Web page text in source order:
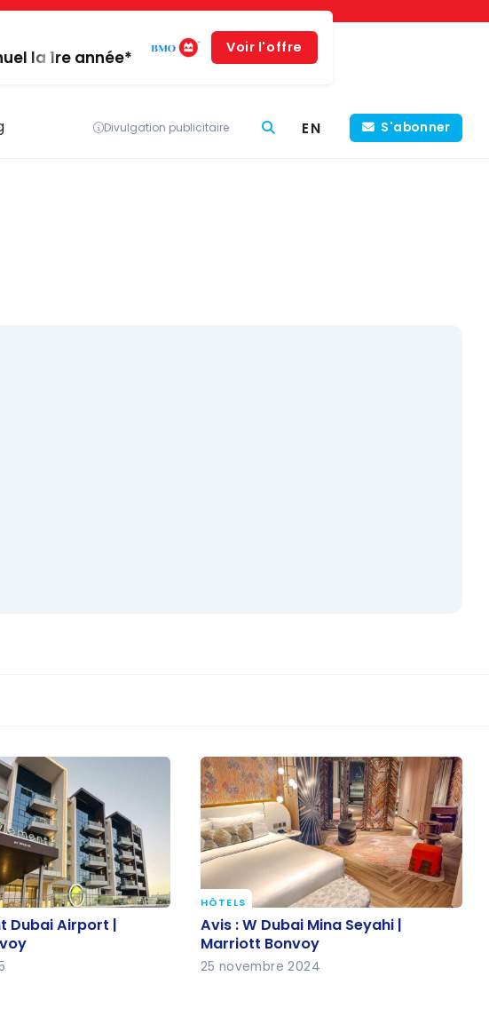
la 1re année*
Voir l'offre
Divulgation publicitaire EN S'abonner
Dubai Airport |
Dubai Airport |
Avis : W Dubai Mina Seyahi |
Marriott Bonvoy
HÔTELS
Avis : W Dubai Mina Seyahi |
Marriott Bonvoy
25 novembre 2024